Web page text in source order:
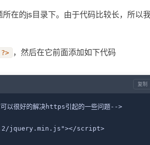
在的js目录下。由于代码比较长，所以
，然后在它前面添加如下代码
复制
以很好的解决https引起的一些问题-->
jquery.min.js"></script>